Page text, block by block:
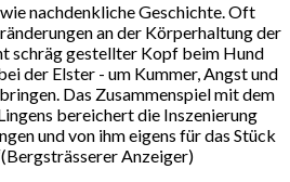
nachdenkliche Geschichte. Oft
an der Körperhaltung der
schräg gestellter Kopf beim Hund
der Elster - um Kummer, Angst und
Das Zusammenspiel mit dem
bereichert die Inszenierung
und von ihm eigens für das Stück
Anzeiger)